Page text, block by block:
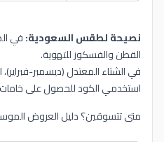
نصيحة لطقس السعودية:في
القطن والفسكوز للتهوية.
في الشتاء المعتدل (ديسمبر-فبراير)،
استخدمي الكود للحصول على
متى تتسوقين؟ دليل العروض